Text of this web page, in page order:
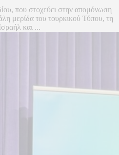
που στοχεύει στην απομόνωση
μερίδα του τουρκικού Τύπου, τη
και ...